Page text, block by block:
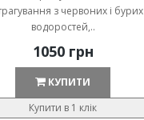
з червоних і бурих
водоростей,..
1050 грн
КУПИТИ
Купити в 1 клік